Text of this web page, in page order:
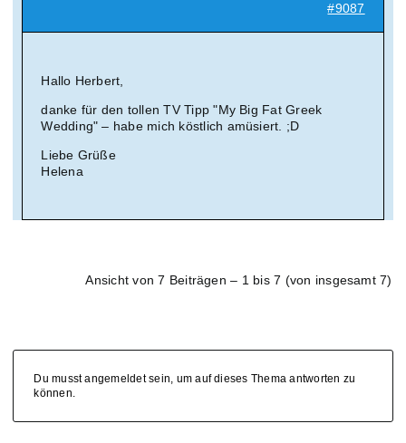
#9087
Hallo Herbert,
danke für den tollen TV Tipp "My Big Fat Greek
Wedding" – habe mich köstlich amüsiert. ;D
Liebe Grüße
Helena
Ansicht von 7 Beiträgen – 1 bis 7 (von insgesamt 7)
Du musst angemeldet sein, um auf dieses Thema antworten zu
können.